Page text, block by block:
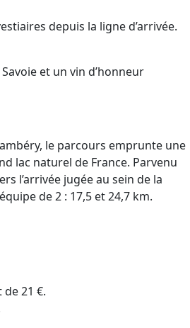
depuis la ligne d’arrivée.
et un vin d’honneur
le parcours emprunte une
lac naturel de France. Parvenu
l’arrivée jugée au sein de la
de 2 : 17,5 et 24,7 km.
21 €.